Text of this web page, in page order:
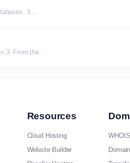
3....
From the...
Resources
Cloud Hosting
Website Builder